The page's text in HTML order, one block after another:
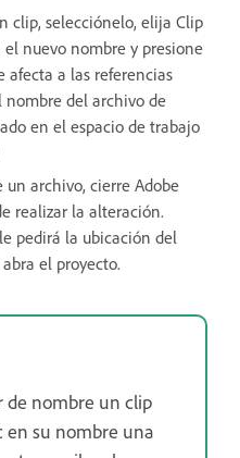
clip, selecciónelo, elija Clip
nuevo nombre y presione
afecta a las referencias
nombre del archivo de
en el espacio de trabajo
archivo, cierre Adobe
realizar la alteración.
pedirá la ubicación del
el proyecto.
de nombre un clip
en su nombre una